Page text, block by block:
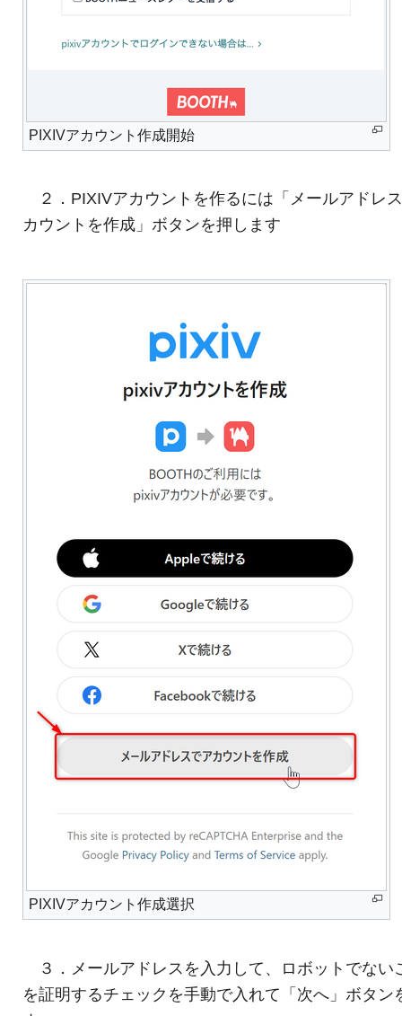
PIXIVアカウント作成開始
２．PIXIVアカウントを作るには「メールアドレ
カウントを作成」ボタンを押します
PIXIVアカウント作成選択
３．メールアドレスを入力して、ロボットでない
を証明するチェックを手動で入れて「次へ」ボタン